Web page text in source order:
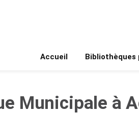
Accueil Bibliothèques
Municipale à